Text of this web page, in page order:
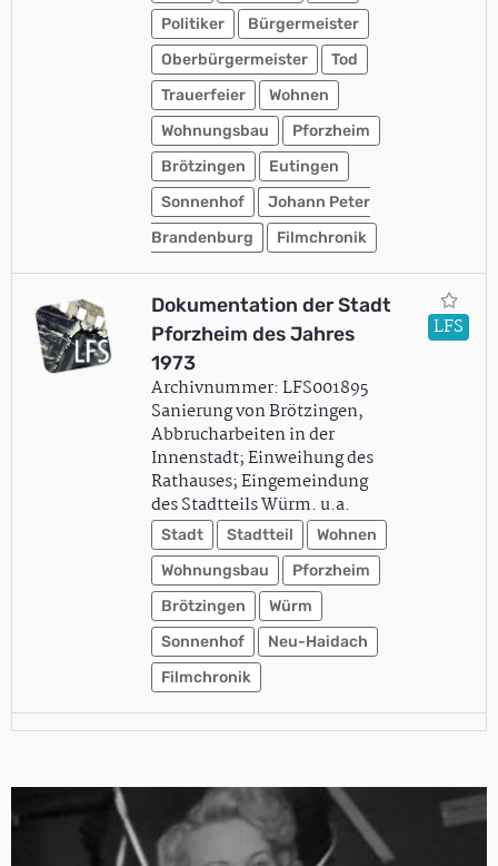
Politiker
Bürgermeister
Oberbürgermeister
Tod
Trauerfeier
Wohnen
Wohnungsbau
Pforzheim
Brötzingen
Eutingen
Sonnenhof
Johann Peter
Brandenburg
Filmchronik
Dokumentation der Stadt
Pforzheim des Jahres
1973
Archivnummer: LFS001895
Sanierung von Brötzingen,
Abbrucharbeiten in der
Innenstadt; Einweihung des
Rathauses; Eingemeindung
des Stadtteils Würm. u.a.
Stadt Stadtteil
Wohnen
Wohnungsbau
Pforzheim
Brötzingen
Würm
Sonnenhof
Neu-Haidach
Filmchronik
LFS